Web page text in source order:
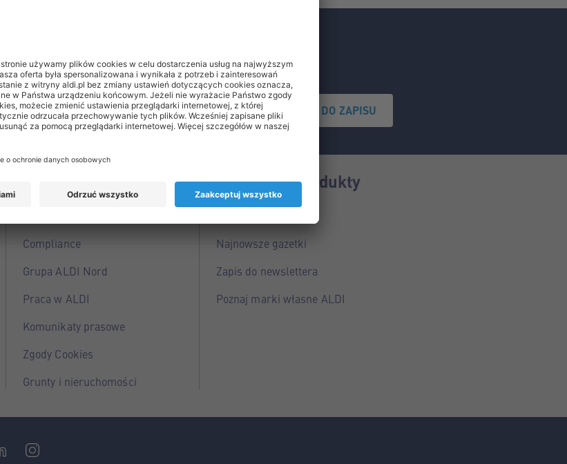
PRZEJDŹ DO ZAPISU
Compliance
Grupa ALDI Nord
Praca w ALDI
Komunikaty prasowe
Zgody Cookies
Grunty i nieruchomości
Sięgnij po produkty
Najnowsze gazetki
Zapis do newslettera
Poznaj marki własne ALDI